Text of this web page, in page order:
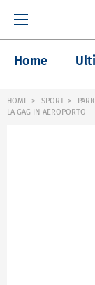
Home
HOME SPORT
LA GAG IN AEROPORTO